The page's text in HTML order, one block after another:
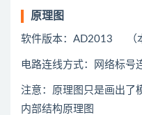
原理图
软件版本：AD2013 （
电路连线方式：网络标号
注意：原理图只是画出了
内部结构原理图